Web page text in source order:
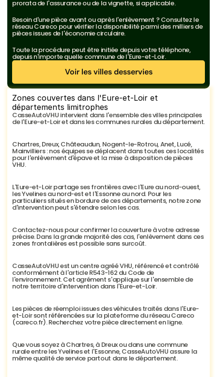
prorata de l'assurance ou de la vignette, si applicable.
Besoin d'une pièce avant ou après l'enlèvement ? Consultez le
réseau Careco pour vérifier la disponibilité parmi des milliers de
pièces issues de l'économie circulaire.
Toute la procédure peut être initiée depuis votre téléphone,
depuis n'importe quelle commune de l'Eure-et-Loir.
Voir les villes desservies
Voir les villes desservies
Zones couvertes dans l'Eure-et-Loir et
départements limitrophes
CasseAutoVHU intervient dans l'ensemble des villes principales
de l'Eure-et-Loir et dans les communes rurales du département.
Chartres, Dreux, Châteaudun, Nogent-le-Rotrou, Anet, Lucé,
Mainvilliers : nos équipes se déplacent dans toutes ces localités
pour l'enlèvement d'épave et la mise à disposition de pièces
VHU.
L'Eure-et-Loir partage ses frontières avec l'Eure au nord-ouest,
les Yvelines au nord-est et l'Essonne au nord. Pour les
particuliers situés en bordure de ces départements, notre zone
d'intervention peut s'étendre selon les cas.
Contactez-nous pour confirmer la couverture à votre adresse
précise. Dans la grande majorité des cas, l'enlèvement dans ces
zones frontalières est possible sans surcoût.
CasseAutoVHU est un centre agréé VHU, référencé et contrôlé
conformément à l'article R543-162 du Code de
l'environnement. Cet agrément s'applique sur l'ensemble de
notre territoire d'intervention dans l'Eure-et-Loir.
Les pièces de réemploi issues des véhicules traités dans l'Eure-
et-Loir sont référencées sur la plateforme du réseau Careco
(careco.fr). Recherchez votre pièce directement en ligne.
Que vous soyez à Chartres, à Dreux ou dans une commune
rurale entre les Yvelines et l'Essonne, CasseAutoVHU assure la
même qualité de service partout dans le département.